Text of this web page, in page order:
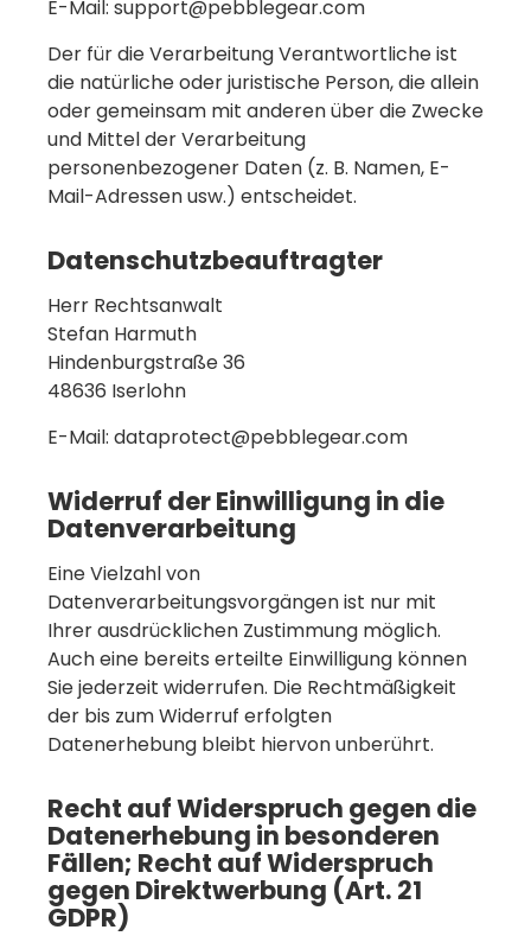
E-Mail: support@pebblegear.com
Der für die Verarbeitung Verantwortliche ist
die natürliche oder juristische Person, die allein
oder gemeinsam mit anderen über die Zwecke
und Mittel der Verarbeitung
personenbezogener Daten (z. B. Namen, E-
Mail-Adressen usw.) entscheidet.
Datenschutzbeauftragter
Herr Rechtsanwalt
Stefan Harmuth
Hindenburgstraße 36
48636 Iserlohn
E-Mail: dataprotect@pebblegear.com
Widerruf der Einwilligung in die
Datenverarbeitung
Eine Vielzahl von
Datenverarbeitungsvorgängen ist nur mit
Ihrer ausdrücklichen Zustimmung möglich.
Auch eine bereits erteilte Einwilligung können
Sie jederzeit widerrufen. Die Rechtmäßigkeit
der bis zum Widerruf erfolgten
Datenerhebung bleibt hiervon unberührt.
Recht auf Widerspruch gegen die
Datenerhebung in besonderen
Fällen; Recht auf Widerspruch
gegen Direktwerbung (Art. 21
GDPR)